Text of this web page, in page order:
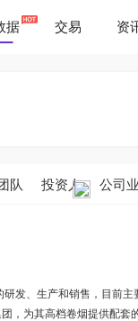
据 交易 资
队 投资人 公司
发、生产和销售，目前
，为其高档卷烟提供配